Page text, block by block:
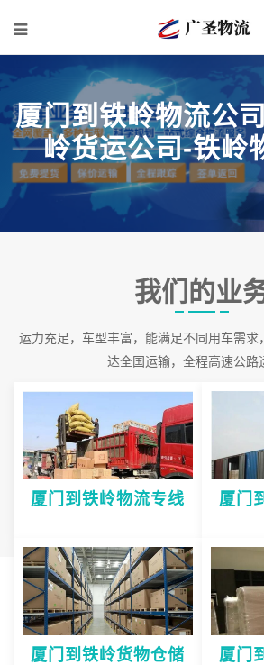
厦门到铁岭物流公
岭货运公司-铁岭
我们的业
运力充足，车型丰富，能满足不同用车需求
达全国运输，全程高速公路
厦门到铁岭物流专线 厦门
厦门到铁岭货物仓储 厦门